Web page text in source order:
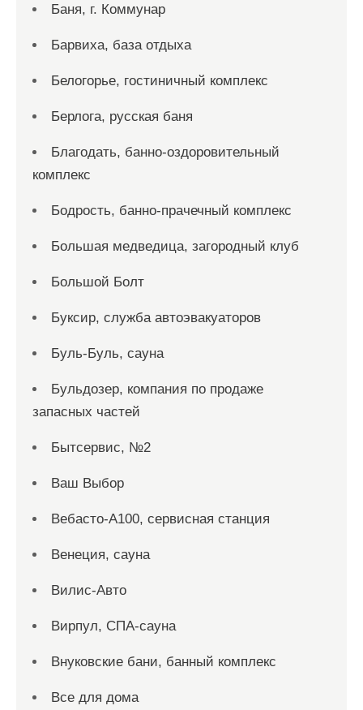
Баня, г. Коммунар
Барвиха, база отдыха
Белогорье, гостиничный комплекс
Берлога, русская баня
Благодать, банно-оздоровительный
комплекс
Бодрость, банно-прачечный комплекс
Большая медведица, загородный клуб
Большой Болт
Буксир, служба автоэвакуаторов
Буль-Буль, сауна
Бульдозер, компания по продаже
запасных частей
Бытсервис, №2
Ваш Выбор
Вебасто-А100, сервисная станция
Венеция, сауна
Вилис-Авто
Вирпул, СПА-сауна
Внуковские бани, банный комплекс
Все для дома